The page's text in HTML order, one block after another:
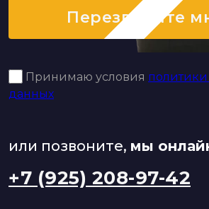
Перезвоните
Принимаю условия политики
данных
или позвоните, мы
+7 (925) 208-97-42